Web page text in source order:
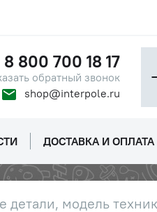
8 800 700 18 17
обратный звонок
shop@interpole.ru
ДОСТАВКА И ОПЛАТА